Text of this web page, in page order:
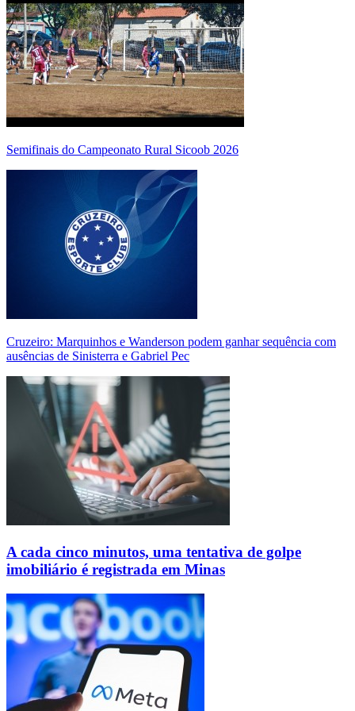
Semifinais do Campeonato Rural Sicoob 2026
Cruzeiro: Marquinhos e Wanderson podem ganhar sequência com
ausências de Sinisterra e Gabriel Pec
A cada cinco minutos, uma tentativa de golpe
imobiliário é registrada em Minas